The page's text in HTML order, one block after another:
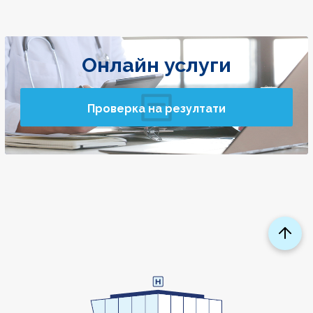
Онлайн услуги
Проверка на резултати